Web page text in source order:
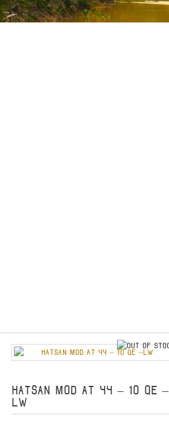
out of stock
HATSAN MOD AT 44 – 10 QE –
LW